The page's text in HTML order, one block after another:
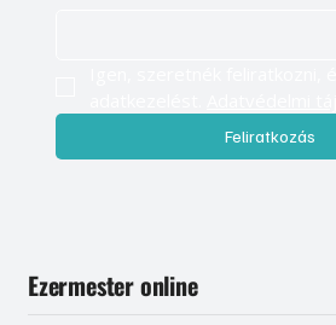
Feliratkozás
Ezermester online